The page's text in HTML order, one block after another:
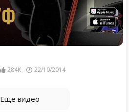
284K 22/10/2014
Еще видео